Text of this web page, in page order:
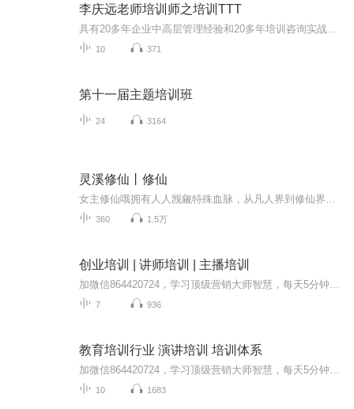
李庆远老师培训师之培训TTT
10 371
第十一届主题培训班
24 3164
灵溪修仙丨修仙
360 1.5万
创业培训 | 讲师培训 | 主播培训
7 936
教育培训行业 演讲培训 培训体系
10 1683